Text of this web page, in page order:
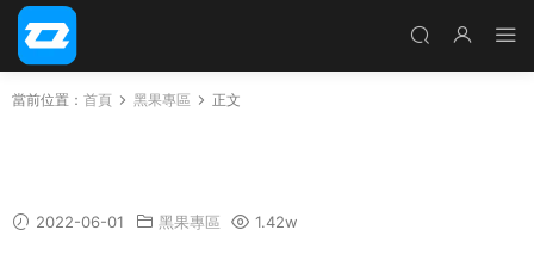
當前位置： 首頁 黑果專區 正文
2022-06-01 黑果專區 1.42w